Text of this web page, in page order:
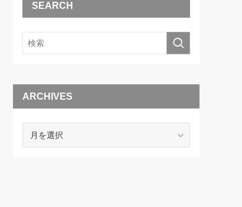
SEARCH
ARCHIVES
ARCHIVES